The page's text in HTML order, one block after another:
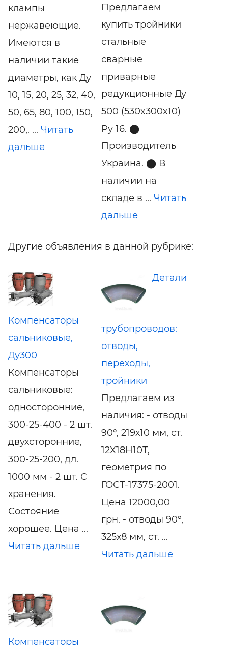
клампы
нержавеющие.
Имеются в
наличии такие
диаметры, как Ду
10, 15, 20, 25, 32, 40,
50, 65, 80, 100, 150,
200,. ... Читать
дальше
Предлагаем
купить тройники
стальные
сварные
приварные
редукционные Ду
500 (530x300x10)
Ру 16. ⬤
Производитель
Украина. ⬤ В
наличии на
складе в ... Читать
дальше
Другие объявления в данной рубрике:
Компенсаторы
сальниковые,
Ду300
Компенсаторы
сальниковые:
односторонние,
300-25-400 - 2 шт.
двухсторонние,
300-25-200, дл.
1000 мм - 2 шт. С
хранения.
Состояние
хорошее. Цена ...
Читать дальше
Детали
трубопроводов:
отводы,
переходы,
тройники
Предлагаем из
наличия: - отводы
90°, 219х10 мм, ст.
12Х18Н10Т,
геометрия по
ГОСТ-17375-2001.
Цена 12000,00
грн. - отводы 90°,
325х8 мм, ст. ...
Читать дальше
Компенсаторы